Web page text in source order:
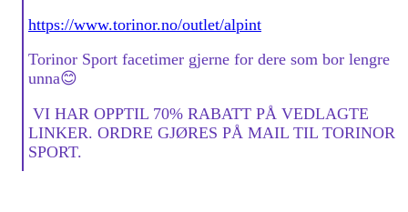
https://www.torinor.no/outlet/alpint
Torinor Sport facetimer gjerne for dere som bor lengre
unna😊
VI HAR OPPTIL 70% RABATT PÅ VEDLAGTE
LINKER. ORDRE GJØRES PÅ MAIL TIL TORINOR
SPORT.